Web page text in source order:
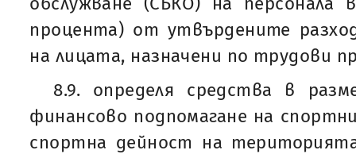
процента) от утвърдените
на лицата, назначени по трудови
8.9. определя средства в
финансово подпомагане на
спортна дейност на